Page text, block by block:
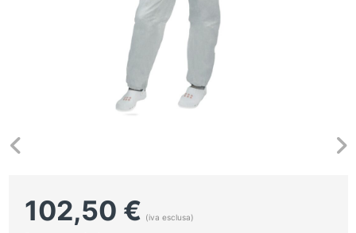
102,50 € (iva esclusa)